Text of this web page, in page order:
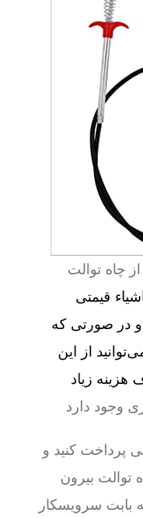
چاه توالت
قیمتی
در صورتی که
از این
زیاد
وجود دارد
پرداخت کنید و
توالت بیرون
بابت سرویسکار